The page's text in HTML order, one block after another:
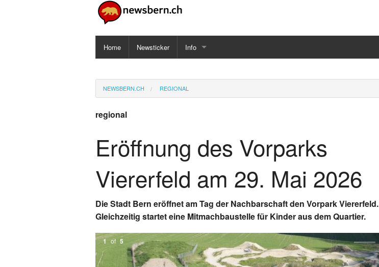
Home Newsticker Info
Datenschutz
NEWSBERN.CH REGIONAL
regional
Eröffnung des Vorparks
Viererfeld am 29. Mai 2026
Die Stadt Bern eröffnet am Tag der Nachbarschaft den Vorpark Viererfeld.
Gleichzeitig startet eine Mitmachbaustelle für Kinder aus dem Quartier.
1 of 5